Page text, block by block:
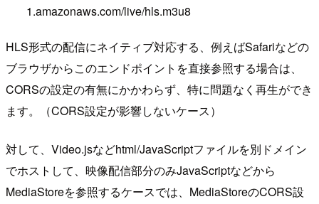
1.amazonaws.com/live/hls.m3u8
HLS形式の配信にネイティブ対応する、例えばSafariなどの
ブラウザからこのエンドポイントを直接参照する場合は、
CORSの設定の有無にかかわらず、特に問題なく再生ができ
ます。（CORS設定が影響しないケース）
対して、Video.jsなどhtml/JavaScriptファイルを別ドメイン
でホストして、映像配信部分のみJavaScriptなどから
MediaStoreを参照するケースでは、MediaStoreのCORS設